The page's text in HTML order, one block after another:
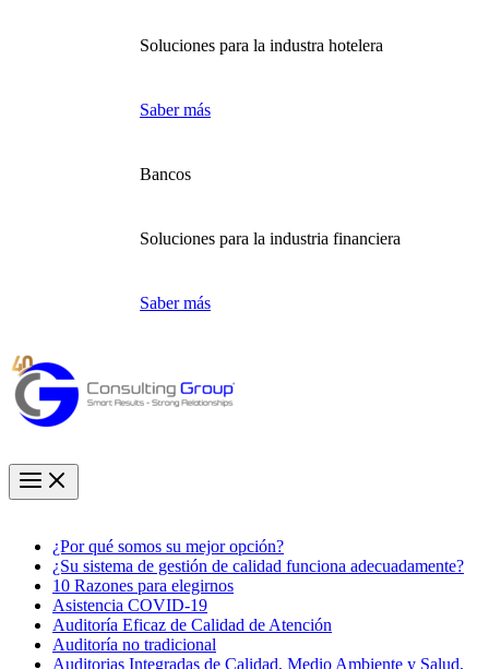
Soluciones para la industra hotelera
Saber más
Bancos
Soluciones para la industria financiera
Saber más
¿Por qué somos su mejor opción?
¿Su sistema de gestión de calidad funciona adecuadamente?
10 Razones para elegirnos
Asistencia COVID-19
Auditoría Eficaz de Calidad de Atención
Auditoría no tradicional
Auditorias Integradas de Calidad, Medio Ambiente y Salud,